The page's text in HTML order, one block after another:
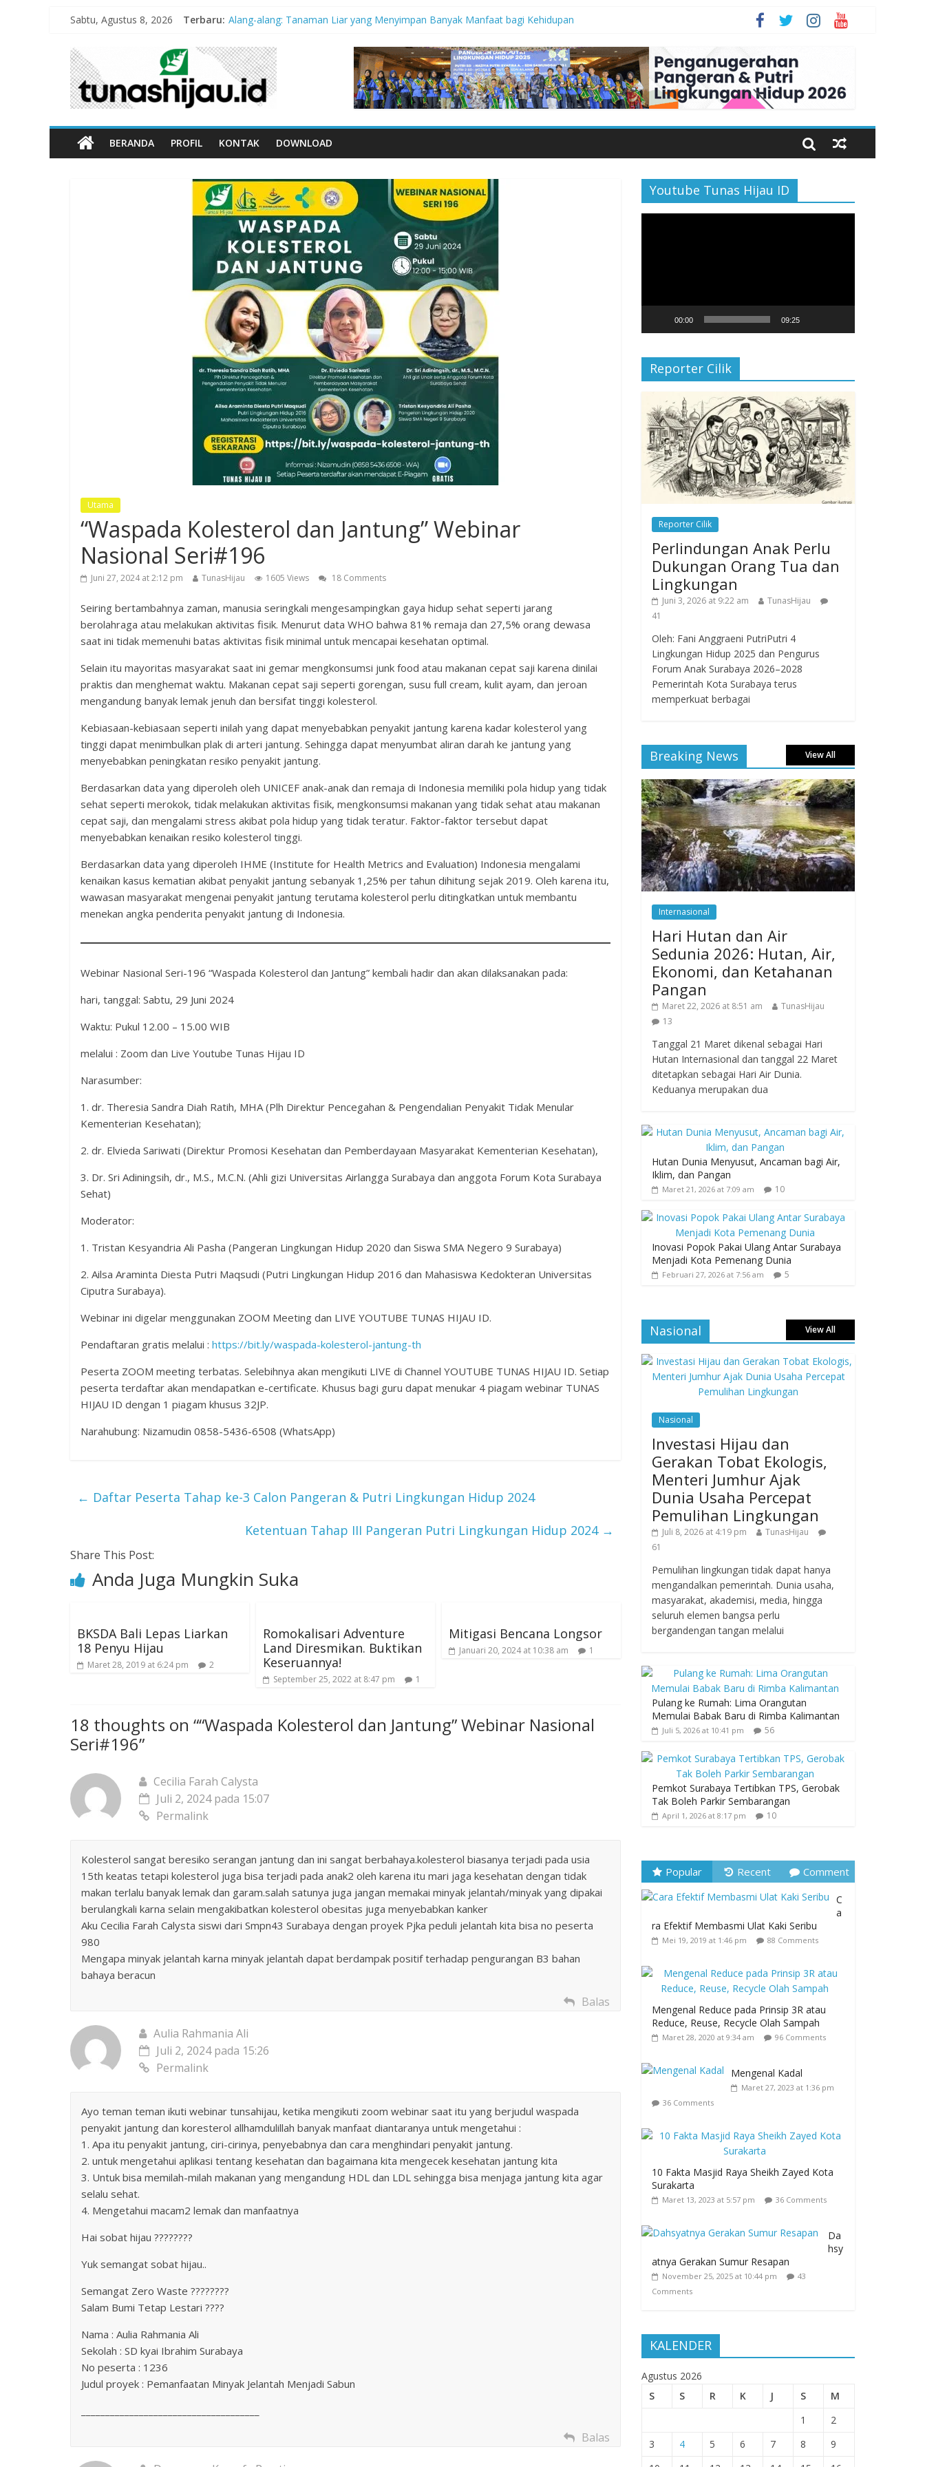
Sabtu, Agustus 8, 2026 Terbaru: Alang-alang: Tanaman Liar yang Menyimpan Banyak Manfaat bagi Kehidupan
Sekolah Aman Gempa
Hari Anak Nasional 2026: Memastikan Setiap Anak Indonesia Tumbuh Aman, Sehat, dan Bahagia
“Pengurangan Risiko Bencana Gempa” Webinar Nasional Seri#305, Sabtu 18 Juli 2026
BERANDA PROFIL KONTAK DOWNLOAD
Utama
“Waspada Kolesterol dan Jantung” Webinar
Nasional Seri#196
Juni 27, 2024 at 2:12 pm TunasHijau 1605 Views 18 Comments
Seiring bertambahnya zaman, manusia seringkali mengesampingkan gaya hidup sehat seperti jarang
berolahraga atau melakukan aktivitas fisik. Menurut data WHO bahwa 81% remaja dan 27,5% orang dewasa
saat ini tidak memenuhi batas aktivitas fisik minimal untuk mencapai kesehatan optimal.
Selain itu mayoritas masyarakat saat ini gemar mengkonsumsi junk food atau makanan cepat saji karena dinilai
praktis dan menghemat waktu. Makanan cepat saji seperti gorengan, susu full cream, kulit ayam, dan jeroan
mengandung banyak lemak jenuh dan bersifat tinggi kolesterol.
Kebiasaan-kebiasaan seperti inilah yang dapat menyebabkan penyakit jantung karena kadar kolesterol yang
tinggi dapat menimbulkan plak di arteri jantung. Sehingga dapat menyumbat aliran darah ke jantung yang
menyebabkan peningkatan resiko penyakit jantung.
Berdasarkan data yang diperoleh oleh UNICEF anak-anak dan remaja di Indonesia memiliki pola hidup yang tidak
sehat seperti merokok, tidak melakukan aktivitas fisik, mengkonsumsi makanan yang tidak sehat atau makanan
cepat saji, dan mengalami stress akibat pola hidup yang tidak teratur. Faktor-faktor tersebut dapat
menyebabkan kenaikan resiko kolesterol tinggi.
Berdasarkan data yang diperoleh IHME (Institute for Health Metrics and Evaluation) Indonesia mengalami
kenaikan kasus kematian akibat penyakit jantung sebanyak 1,25% per tahun dihitung sejak 2019. Oleh karena itu,
wawasan masyarakat mengenai penyakit jantung terutama kolesterol perlu ditingkatkan untuk membantu
menekan angka penderita penyakit jantung di Indonesia.
Webinar Nasional Seri-196 “Waspada Kolesterol dan Jantung” kembali hadir dan akan dilaksanakan pada:
hari, tanggal: Sabtu, 29 Juni 2024
Waktu: Pukul 12.00 – 15.00 WIB
melalui : Zoom dan Live Youtube Tunas Hijau ID
Narasumber:
1. dr. Theresia Sandra Diah Ratih, MHA (Plh Direktur Pencegahan & Pengendalian Penyakit Tidak Menular
Kementerian Kesehatan);
2. ⁠dr. Elvieda Sariwati (Direktur Promosi Kesehatan dan Pemberdayaan Masyarakat Kementerian Kesehatan),
3. ⁠Dr. Sri Adiningsih, dr., M.S., M.C.N. (Ahli gizi Universitas Airlangga Surabaya dan anggota Forum Kota Surabaya
Sehat)
Moderator:
1. Tristan Kesyandria Ali Pasha (Pangeran Lingkungan Hidup 2020 dan Siswa SMA Negero 9 Surabaya)
2. ⁠Ailsa Araminta Diesta Putri Maqsudi (Putri Lingkungan Hidup 2016 dan Mahasiswa Kedokteran Universitas
Ciputra Surabaya).
Webinar ini digelar menggunakan ZOOM Meeting dan LIVE YOUTUBE TUNAS HIJAU ID.
Pendaftaran gratis melalui : https://bit.ly/waspada-kolesterol-jantung-th
Peserta ZOOM meeting terbatas. Selebihnya akan mengikuti LIVE di Channel YOUTUBE TUNAS HIJAU ID. Setiap
peserta terdaftar akan mendapatkan e-certificate. Khusus bagi guru dapat menukar 4 piagam webinar TUNAS
HIJAU ID dengan 1 piagam khusus 32JP.
Narahubung: Nizamudin 0858-5436-6508 (WhatsApp)
← Daftar Peserta Tahap ke-3 Calon Pangeran & Putri Lingkungan Hidup 2024
Ketentuan Tahap III Pangeran Putri Lingkungan Hidup 2024 →
Share This Post:
Anda Juga Mungkin Suka
BKSDA Bali Lepas Liarkan
18 Penyu Hijau
Maret 28, 2019 at 6:24 pm 2
Romokalisari Adventure
Land Diresmikan. Buktikan
Keseruannya!
September 25, 2022 at 8:47 pm 1
Mitigasi Bencana Longsor
Januari 20, 2024 at 10:38 am 1
18 thoughts on ““Waspada Kolesterol dan Jantung” Webinar Nasional
Seri#196”
Cecilia Farah Calysta
Juli 2, 2024 pada 15:07
Permalink
Kolesterol sangat beresiko serangan jantung dan ini sangat berbahaya.kolesterol biasanya terjadi pada usia
15th keatas tetapi kolesterol juga bisa terjadi pada anak2 oleh karena itu mari jaga kesehatan dengan tidak
makan terlalu banyak lemak dan garam.salah satunya juga jangan memakai minyak jelantah/minyak yang dipakai
berulangkali karna selain mengakibatkan kolesterol obesitas juga menyebabkan kanker
Aku Cecilia Farah Calysta siswi dari Smpn43 Surabaya dengan proyek Pjka peduli jelantah kita bisa no peserta
980
Mengapa minyak jelantah karna minyak jelantah dapat berdampak positif terhadap pengurangan B3 bahan
bahaya beracun
Balas
Aulia Rahmania Ali
Juli 2, 2024 pada 15:26
Permalink
Ayo teman teman ikuti webinar tunsahijau, ketika mengikuti zoom webinar saat itu yang berjudul waspada
penyakit jantung dan koresterol allhamdulillah banyak manfaat diantaranya untuk mengetahui :
1. Apa itu penyakit jantung, ciri-cirinya, penyebabnya dan cara menghindari penyakit jantung.
2. untuk mengetahui aplikasi tentang kesehatan dan bagaimana kita mengecek kesehatan jantung kita
3. Untuk bisa memilah-milah makanan yang mengandung HDL dan LDL sehingga bisa menjaga jantung kita agar
selalu sehat.
4. Mengetahui macam2 lemak dan manfaatnya
Hai sobat hijau ????????
Yuk semangat sobat hijau..
Semangat Zero Waste ????????
Salam Bumi Tetap Lestari ????
Nama : Aulia Rahmania Ali
Sekolah : SD kyai Ibrahim Surabaya
No peserta : 1236
Judul proyek : Pemanfaatan Minyak Jelantah Menjadi Sabun
Balas
Youtube Tunas Hijau ID
00:00 09:25
Reporter Cilik
Reporter Cilik
Perlindungan Anak Perlu
Dukungan Orang Tua dan
Lingkungan
Juni 3, 2026 at 9:22 am
TunasHijau
41
Oleh: Fani Anggraeni PutriPutri 4
Lingkungan Hidup 2025 dan Pengurus
Forum Anak Surabaya 2026–2028
Pemerintah Kota Surabaya terus
memperkuat berbagai
Breaking News View All
Internasional
Hari Hutan dan Air
Sedunia 2026: Hutan, Air,
Ekonomi, dan Ketahanan
Pangan
Maret 22, 2026 at 8:51 am
TunasHijau
13
Tanggal 21 Maret dikenal sebagai Hari
Hutan Internasional dan tanggal 22 Maret
ditetapkan sebagai Hari Air Dunia.
Keduanya merupakan dua
Hutan Dunia Menyusut, Ancaman bagi Air,
Iklim, dan Pangan
Maret 21, 2026 at 7:09 am 10
Inovasi Popok Pakai Ulang Antar Surabaya
Menjadi Kota Pemenang Dunia
Februari 27, 2026 at 7:56 am 5
Nasional View All
Nasional
Investasi Hijau dan
Gerakan Tobat Ekologis,
Menteri Jumhur Ajak
Dunia Usaha Percepat
Pemulihan Lingkungan
Juli 8, 2026 at 4:19 pm
TunasHijau
61
Pemulihan lingkungan tidak dapat hanya
mengandalkan pemerintah. Dunia usaha,
masyarakat, akademisi, media, hingga
seluruh elemen bangsa perlu
bergandengan tangan melalui
Pulang ke Rumah: Lima Orangutan
Memulai Babak Baru di Rimba Kalimantan
Juli 5, 2026 at 10:41 pm 56
Pemkot Surabaya Tertibkan TPS, Gerobak
Tak Boleh Parkir Sembarangan
April 1, 2026 at 8:17 pm 10
Popular Recent Comment
C
a
ra Efektif Membasmi Ulat Kaki Seribu
Mei 19, 2019 at 1:46 pm 88 Comments
Mengenal Reduce pada Prinsip 3R atau
Reduce, Reuse, Recycle Olah Sampah
Maret 28, 2020 at 9:34 am 96 Comments
Mengenal Kadal
Maret 27, 2023 at 1:36 pm
36 Comments
10 Fakta Masjid Raya Sheikh Zayed Kota
Surakarta
Maret 13, 2023 at 5:57 pm 36 Comments
Da
hsy
atnya Gerakan Sumur Resapan
November 25, 2025 at 10:44 pm
43
Comments
KALENDER
Agustus 2026
S
S R K J S
M
1
2
3
4 5 6 7 8
9